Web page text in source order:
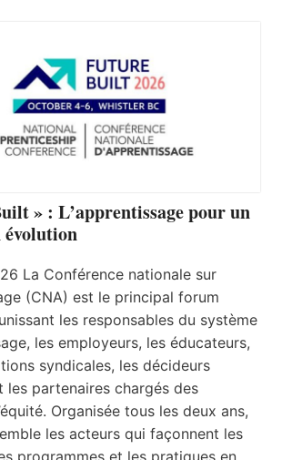
» : L’apprentissage pour un
évolution
La Conférence nationale sur
(CNA) est le principal forum
les responsables du système
les employeurs, les éducateurs,
syndicales, les décideurs
les partenaires chargés des
Organisée tous les deux ans,
les acteurs qui façonnent les
programmes et les pratiques en…